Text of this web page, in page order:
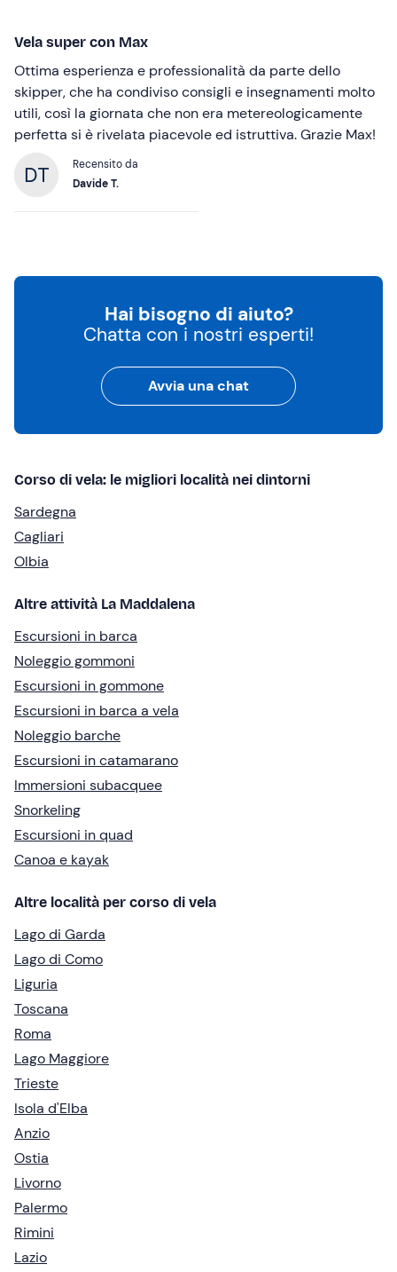
Vela super con Max
Ottima esperienza e professionalità da parte dello
skipper, che ha condiviso consigli e insegnamenti molto
utili, così la giornata che non era metereologicamente
perfetta si è rivelata piacevole ed istruttiva. Grazie Max!
Recensito da
Davide T.
Hai bisogno di aiuto?
Chatta con i nostri esperti!
Avvia una chat
Corso di vela: le migliori località nei dintorni
Sardegna
Cagliari
Olbia
Altre attività La Maddalena
Escursioni in barca
Noleggio gommoni
Escursioni in gommone
Escursioni in barca a vela
Noleggio barche
Escursioni in catamarano
Immersioni subacquee
Snorkeling
Escursioni in quad
Canoa e kayak
Altre località per corso di vela
Lago di Garda
Lago di Como
Liguria
Toscana
Roma
Lago Maggiore
Trieste
Isola d'Elba
Anzio
Ostia
Livorno
Palermo
Rimini
Lazio